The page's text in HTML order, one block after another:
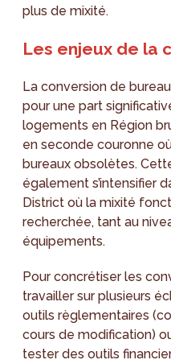
plus de mixité.
Les enjeux de la
La conversion de
pour une part
logements en Région
en seconde couronne
bureaux obsolètes.
également s’intensifier
District où la mixité
recherchée, tant au
équipements.
Pour concrétiser les
travailler sur plusieurs
outils règlementaires
cours de modification)
tester des outils